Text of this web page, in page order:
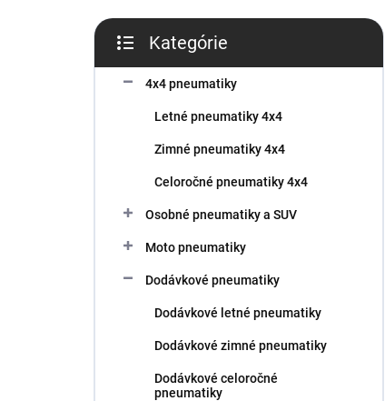
B
č
kategórie
Kategórie
4x4 pneumatiky
Letné pneumatiky 4x4
Zimné pneumatiky 4x4
Celoročné pneumatiky 4x4
Osobné pneumatiky a SUV
Moto pneumatiky
Dodávkové pneumatiky
Dodávkové letné pneumatiky
Dodávkové zimné pneumatiky
Dodávkové celoročné
pneumatiky